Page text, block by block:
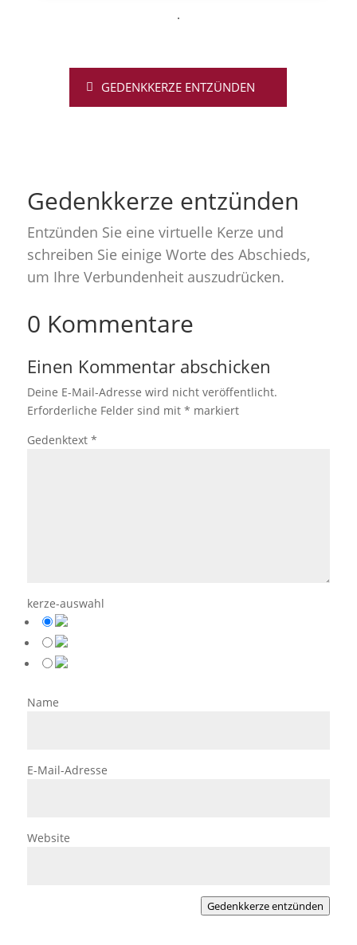
GEDENKKERZE ENTZÜNDEN
Gedenkkerze entzünden
Entzünden Sie eine virtuelle Kerze und
schreiben Sie einige Worte des Abschieds,
um Ihre Verbundenheit auszudrücken.
0 Kommentare
Einen Kommentar abschicken
Deine E-Mail-Adresse wird nicht veröffentlicht.
Erforderliche Felder sind mit * markiert
Gedenktext *
kerze-auswahl
Name
E-Mail-Adresse
Website
Gedenkkerze entzünden